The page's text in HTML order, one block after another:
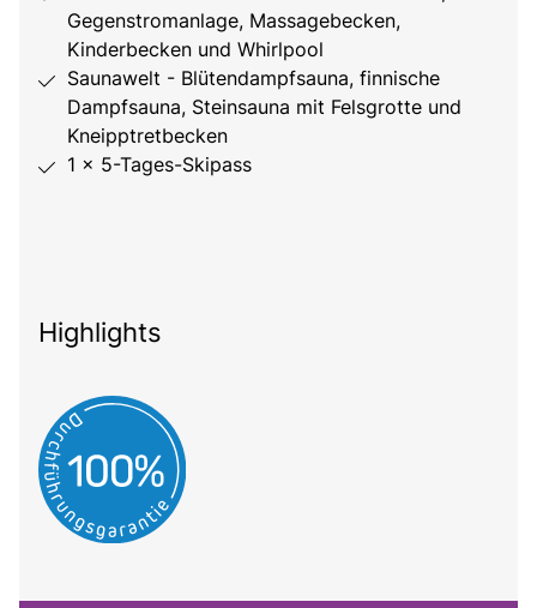
Gegenstromanlage, Massagebecken,
Kinderbecken und Whirlpool
Saunawelt - Blütendampfsauna, finnische
Dampfsauna, Steinsauna mit Felsgrotte und
Kneipptretbecken
1 x 5-Tages-Skipass
Highlights